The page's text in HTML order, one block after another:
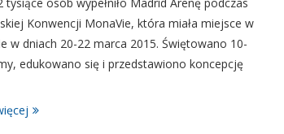
Konwencji MonaVie, która miała miejsce w
w dniach 20-22 marca 2015. Świętowano 10-
edukowano się i przedstawiono koncepcję